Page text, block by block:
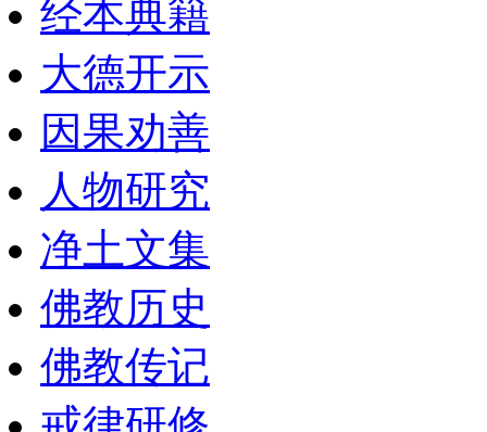
经本典籍
大德开示
因果劝善
人物研究
净土文集
佛教历史
佛教传记